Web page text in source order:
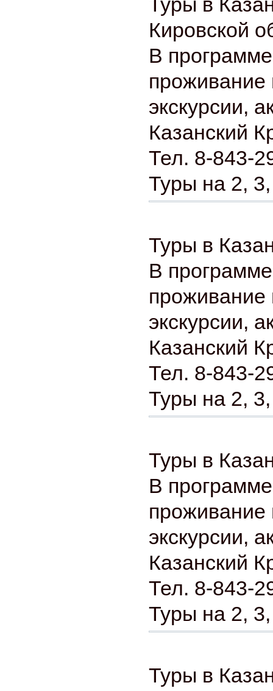
Кировской
В
проживание
экскурсии,
Казанский
Тел. 8-843-
Туры на 2,
Туры в
В
проживание
экскурсии,
Казанский
Тел. 8-843-
Туры на 2,
Туры в
В
проживание
экскурсии,
Казанский
Тел. 8-843-
Туры на 2,
Туры в